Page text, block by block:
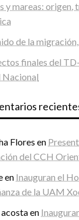
y mareas:
de la
finales del
Nacional
Flores en
del CCH
en Inauguran el
de la UAM
en